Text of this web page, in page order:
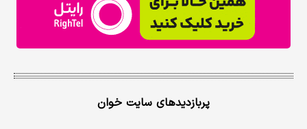
پربازدیدهای سایت خوان